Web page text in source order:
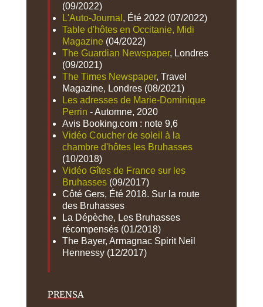
(09/2022)
L'Auto-Journal , Été 2022 (07/2022)
Table d'hôtes en Occitanie, Midi
Magazine (04/2022)
The Guardian Newspaper, Londres
(09/2021)
The Times Newspaper, Travel
Magazine, Londres (08/2021)
Les adresses de Marie-Dominique
Perrin - Automne, 2020
Avis Booking.com : note 9,6
Vidéo Coucher de soleil à la
chambre d'hôtes les Bruhasses
(10/2018)
Vidéo Gîtes de France sur les
Bruhasses(09/2017)
Côté Gers, Été 2018. Sur la route
des Bruhasses
La Dépèche, Les Bruhasses
récompensés (01/2018)
The Bayer, Armagnac Spirit Neil
Hennessy (12/2017)
PRENSA